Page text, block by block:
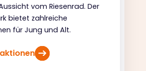
vom Riesenrad. Der
bietet zahlreiche
für Jung und Alt.